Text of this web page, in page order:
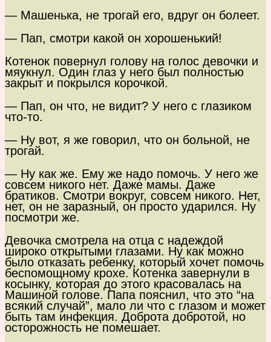
— Машенька, не трогай его, вдруг он болеет.
— Пап, смотри какой он хорошенький!
Котенок повернул голову на голос девочки и
мяукнул. Один глаз у него был полностью
закрыт и покрылся корочкой.
— Пап, он что, не видит? У него с глазиком
что-то.
— Ну вот, я же говорил, что он больной, не
трогай.
— Ну как же. Ему же надо помочь. У него же
совсем никого нет. Даже мамы. Даже
братиков. Смотри вокруг, совсем никого. Нет,
нет, он не заразный, он просто ударился. Ну
посмотри же.
Девочка смотрела на отца с надеждой
широко открытыми глазами. Ну как можно
было отказать ребенку, который хочет помочь
беспомощному крохе. Котенка завернули в
косынку, которая до этого красовалась на
Машиной голове. Папа пояснил, что это “на
всякий случай”, мало ли что с глазом и может
быть там инфекция. Доброта добротой, но
осторожность не помешает.